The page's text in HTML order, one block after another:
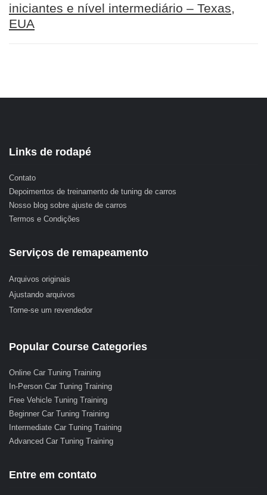
iniciantes e nível intermediário – Texas,
EUA
Links de rodapé
Contato
Depoimentos de treinamento de tuning de carros
Nosso blog sobre ajuste de carros
Termos e Condições
Serviços de remapeamento
Arquivos originais
Ajustando arquivos
Torne-se um revendedor
Popular Course Categories
Online Car Tuning Training
In-Person Car Tuning Training
Free Vehicle Tuning Training
Beginner Car Tuning Training
Intermediate Car Tuning Training
Advanced Car Tuning Training
Entre em contato